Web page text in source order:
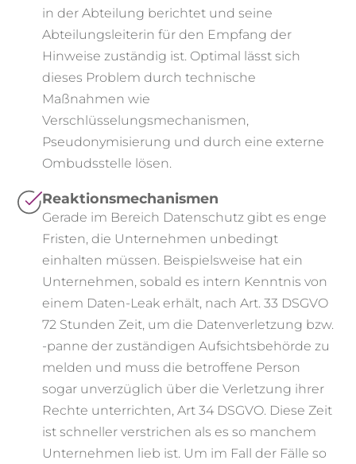
in der Abteilung berichtet und seine
Abteilungsleiterin für den Empfang der
Hinweise zuständig ist. Optimal lässt sich
dieses Problem durch technische
Maßnahmen wie
Verschlüsselungsmechanismen,
Pseudonymisierung und durch eine externe
Ombudsstelle lösen.
Reaktionsmechanismen
Gerade im Bereich Datenschutz gibt es enge
Fristen, die Unternehmen unbedingt
einhalten müssen. Beispielsweise hat ein
Unternehmen, sobald es intern Kenntnis von
einem Daten-Leak erhält, nach Art. 33 DSGVO
72 Stunden Zeit, um die Datenverletzung bzw.
-panne der zuständigen Aufsichtsbehörde zu
melden und muss die betroffene Person
sogar unverzüglich über die Verletzung ihrer
Rechte unterrichten, Art 34 DSGVO. Diese Zeit
ist schneller verstrichen als es so manchem
Unternehmen lieb ist. Um im Fall der Fälle so